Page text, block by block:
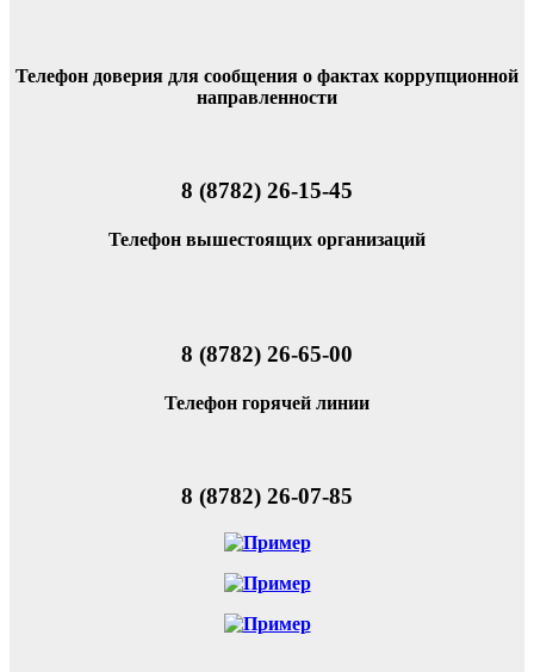
Телефон доверия для сообщения о фактах коррупционной
направленности
8 (8782) 26-15-45
Телефон вышестоящих организаций
8 (8782) 26-65-00
Телефон горячей линии
8 (8782) 26-07-85